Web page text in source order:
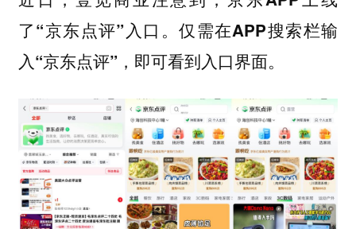
了“京东点评”入口。仅需在APP搜索栏输
入“京东点评”，即可看到入口界面。